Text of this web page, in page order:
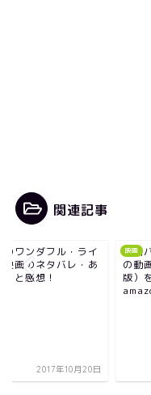
関連記事
映画
映画バットマン ビギンズ
の動画（字幕・吹き替え
版）を無料フル視聴！
2018年10月20日